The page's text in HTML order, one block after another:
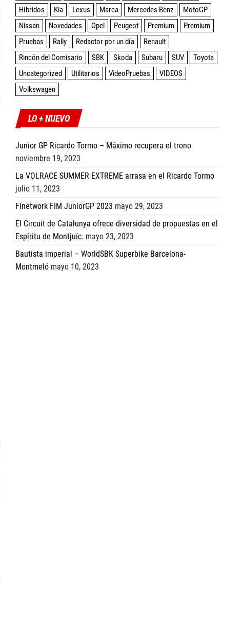
Híbridos
Kia Lexus Marca Mercedes Benz
MotoGP
Nissan
Novedades Opel Peugeot Premium
Premium
Pruebas
Rally Redactor por un día
Renault
Rincón del Comisario
SBK Skoda Subaru SUV
Toyota
Uncategorized
Utilitarios VideoPruebas
VIDEOS
Volkswagen
LO + NUEVO
Junior GP Ricardo Tormo – Máximo recupera el trono
noviembre 19, 2023
La VOLRACE SUMMER EXTREME arrasa en el Ricardo Tormo
julio 11, 2023
Finetwork FIM JuniorGP 2023 mayo 29, 2023
El Circuit de Catalunya ofrece diversidad de propuestas en el
Espíritu de Montjuïc. mayo 23, 2023
Bautista imperial – WorldSBK Superbike Barcelona-
Montmeló mayo 10, 2023